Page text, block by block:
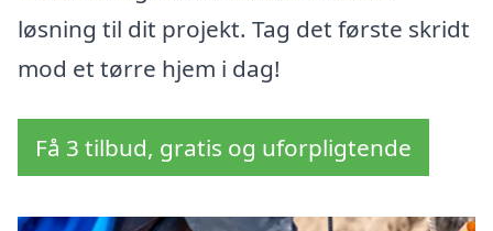
løsning til dit projekt. Tag det første skridt
mod et tørre hjem i dag!
Få 3 tilbud, gratis og uforpligtende